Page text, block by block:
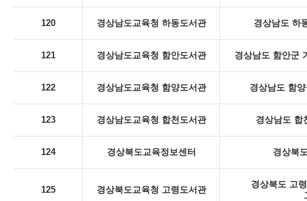
120 경상남도교육청 하동도서관 경상남도 하
121 경상남도교육청 함안도서관 경상남도 함안군
122 경상남도교육청 함양도서관 경상남도 함
123 경상남도교육청 합천도서관 경상남도 합
124 경상북도교육정보센터 경상북
125 경상북도교육청 고령도서관
경상북도 고